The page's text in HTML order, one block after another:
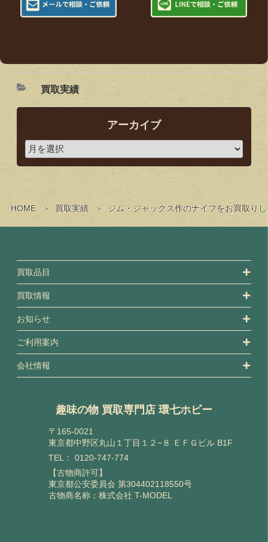
HOME 買取実績 ジム・ジャックス作のナイフをお買取り
買取実績
アーカイブ
買取品目
買取情報
お知らせ
ご利用案内
会社情報
趣味の物 買取専門店 環七ホビー
〒165-0021
東京都中野区丸山１丁目１２−８ ＥＦＧビル B1F
TEL： 0120-747-774
【古物商許可】
東京都公安委員会 第304402118550号
古物商名称：株式会社 T-MODEL